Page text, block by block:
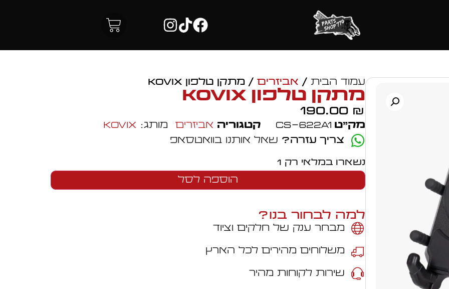
עמוד הבית/ אביזרים/ מתקן טלפון KOVIX
מתקן טלפון KOVIX
190.00 ₪
מק״ט CS-622A1 קטגוריה אביזרים מותג: Kovix
צריך עזרה? שאל אותנו בוואטסאפ
נשארו במלאי רק 1
הוספה לסל
למה לבחור בנו?
מבחר ענק של חלקים וציוד
משלוחים מהירים לכל הארץ
שירות לקוחות מהיר